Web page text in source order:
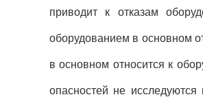
приводит к отказам
оборудованием в основном
в основном относится к
опасностей не